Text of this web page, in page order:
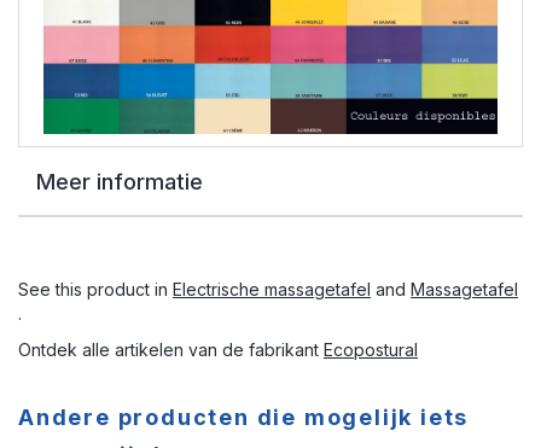
Meer informatie
See this product in Electrische massagetafel and Massagetafel
.
Ontdek alle artikelen van de fabrikant Ecopostural
Andere producten die mogelijk iets